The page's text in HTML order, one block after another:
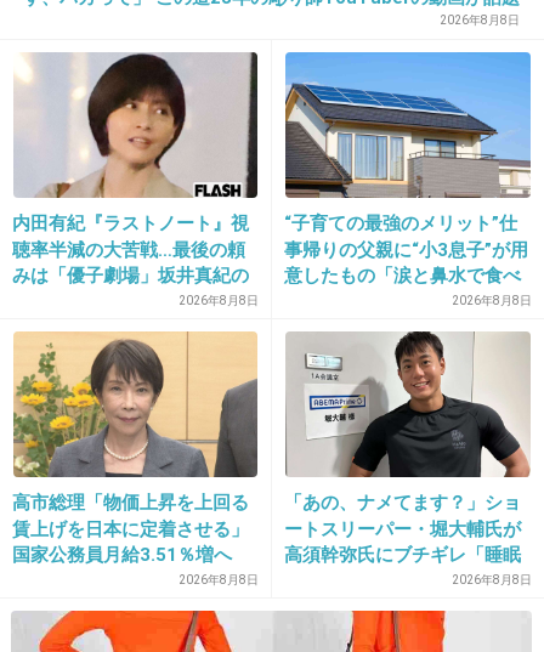
出典：up.gc-img.net
+21
26. 匿名2015/02/19(木) 21:50:12
顔面やシワはともかく,(苦笑)
浜崎さん昔から肌綺麗だと思う。
出典：first-styles.com
グラビアにはまずいないだろうね
佐々木希とか炎天下で水着撮影ばかりしてたから顔とかシ
+19
2026年8月8日
内田有紀『ラストノート』視
聴率半減の大苦戦…最後の頼
みは「優子劇場」坂井真紀の
“猟奇的演技” が救いの神にな
るか
2026年8月8日
“子育ての最強のメリット”仕
事帰りの父親に“小3息子”が用
意したもの「涙と鼻水で食べ
れない」「震える」の声2026年8月8日
高市総理「物価上昇を上回る
賃上げを日本に定着させる」
国家公務員月給3.51％増へ
2026年8月8日
「あの、ナメてます？」ショ
ートスリーパー・堀大輔氏が
高須幹弥氏にブチギレ「睡眠
不足の人＝キレやすい」SNS
で物議
2026年8月8日